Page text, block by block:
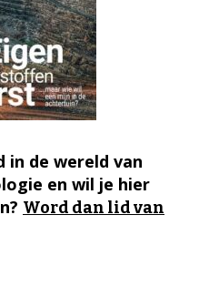
in de wereld van
en wil je hier
Word dan lid van